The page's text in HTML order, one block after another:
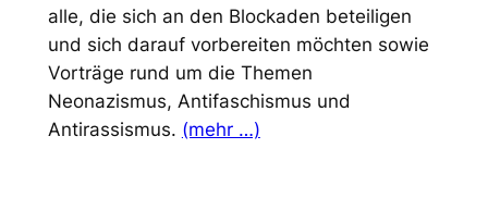
alle, die sich an den Blockaden beteiligen
und sich darauf vorbereiten möchten sowie
Vorträge rund um die Themen
Neonazismus, Antifaschismus und
Antirassismus. (mehr …)